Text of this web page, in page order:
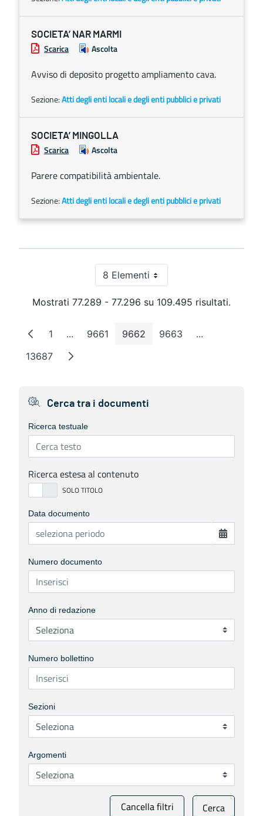
SOCIETA’ NAR MARMI
Scarica Ascolta
Avviso di deposito progetto ampliamento cava.
Sezione:Atti degli enti locali e degli enti pubblici e privati
SOCIETA’ MINGOLLA
Scarica Ascolta
Parere compatibilità ambientale.
Sezione:Atti degli enti locali e degli enti pubblici e privati
8 ElementiPer pagina
Mostrati 77.289 - 77.296 su 109.495 risultati.
Pagina
1 ...Pagine intermedie
Pagina
9661 Pagina
9662 Pagina
9663 ...Pagine
Pagina
13687
Cerca tra i documenti
Ricerca testuale
Ricerca estesa al contenuto
Data documento
Numero documento
Anno di redazione
Numero bollettino
Sezioni
Argomenti
Cancella filtri Cerca